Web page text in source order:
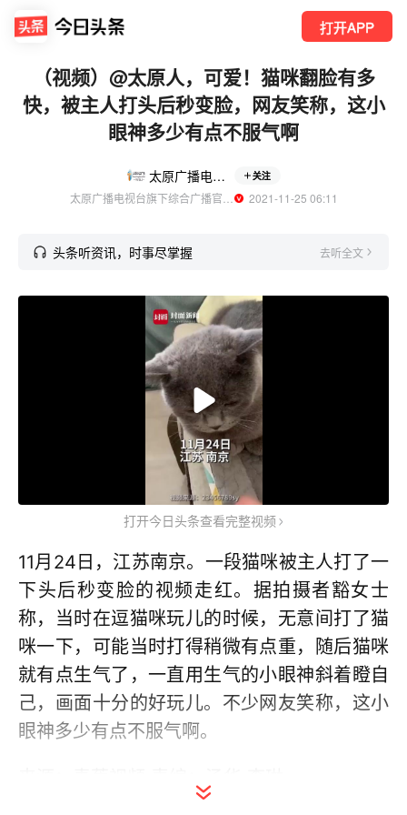
打开APP
（视频）@太原人，可爱！猫咪翻脸有多
快，被主人打头后秒变脸，网友笑称，这小
眼神多少有点不服气啊
太原广播电视台综广 关注
  2021-11-25 06:11
头条听资讯，时事尽掌握 去听全文
打开今日头条查看完整视频
11月24日，江苏南京。一段猫咪被主人打了一
下头后秒变脸的视频走红。据拍摄者豁女士
称，当时在逗猫咪玩儿的时候，无意间打了猫
咪一下，可能当时打得稍微有点重，随后猫咪
就有点生气了，一直用生气的小眼神斜着瞪自
己，画面十分的好玩儿。不少网友笑称，这小
眼神多少有点不服气啊。